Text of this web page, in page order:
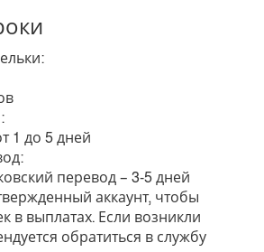
1 до 5 дней
перевод – 3-5 дней
аккаунт, чтобы
в выплатах. Если возникли
обратиться в службу